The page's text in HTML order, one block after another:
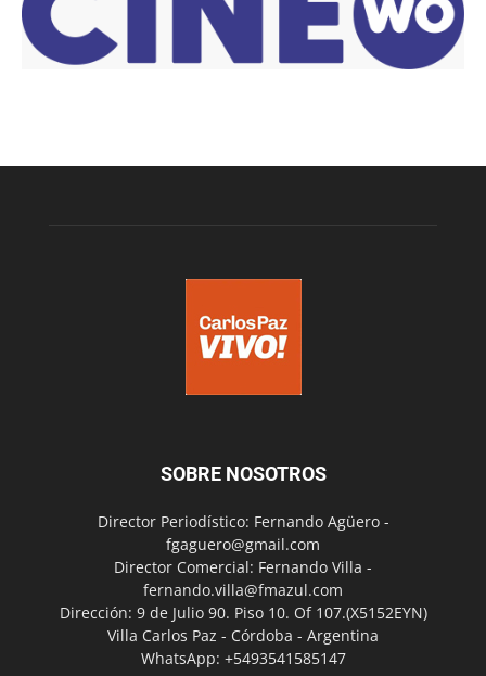
SOBRE NOSOTROS
Director Periodístico: Fernando Agüero -
fgaguero@gmail.com
Director Comercial: Fernando Villa -
fernando.villa@fmazul.com
Dirección: 9 de Julio 90. Piso 10. Of 107.(X5152EYN)
Villa Carlos Paz - Córdoba - Argentina
WhatsApp: +5493541585147